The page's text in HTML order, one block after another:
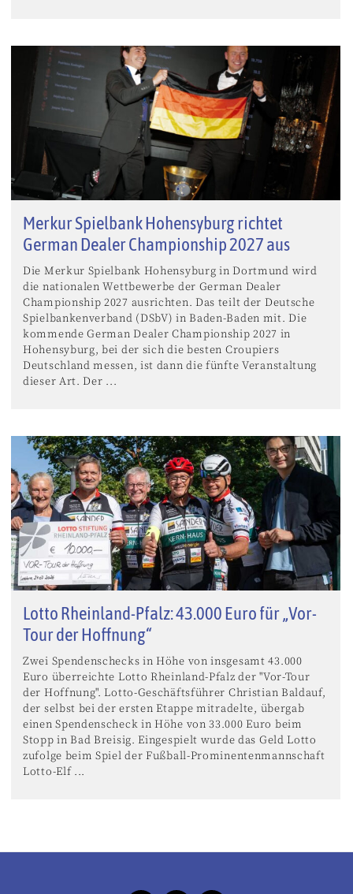
Merkur Spielbank Hohensyburg richtet
German Dealer Championship 2027 aus
Die Merkur Spielbank Hohensyburg in Dortmund wird
die nationalen Wettbewerbe der German Dealer
Championship 2027 ausrichten. Das teilt der Deutsche
Spielbankenverband (DSbV) in Baden-Baden mit. Die
kommende German Dealer Championship 2027 in
Hohensyburg, bei der sich die besten Croupiers
Deutschland messen, ist dann die fünfte Veranstaltung
dieser Art. Der ...
Lotto Rheinland-Pfalz: 43.000 Euro für „Vor-
Tour der Hoffnung“
Zwei Spendenschecks in Höhe von insgesamt 43.000
Euro überreichte Lotto Rheinland-Pfalz der "Vor-Tour
der Hoffnung". Lotto-Geschäftsführer Christian Baldauf,
der selbst bei der ersten Etappe mitradelte, übergab
einen Spendenscheck in Höhe von 33.000 Euro beim
Stopp in Bad Breisig. Eingespielt wurde das Geld Lotto
zufolge beim Spiel der Fußball-Prominentenmannschaft
Lotto-Elf ...